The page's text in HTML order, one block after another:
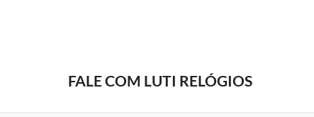
FALE COM LUTI RELÓGIOS